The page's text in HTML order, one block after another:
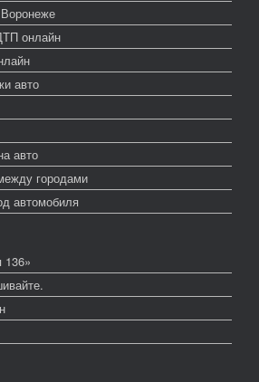
онлайн
авто
авто
городами
автомобиля
136»